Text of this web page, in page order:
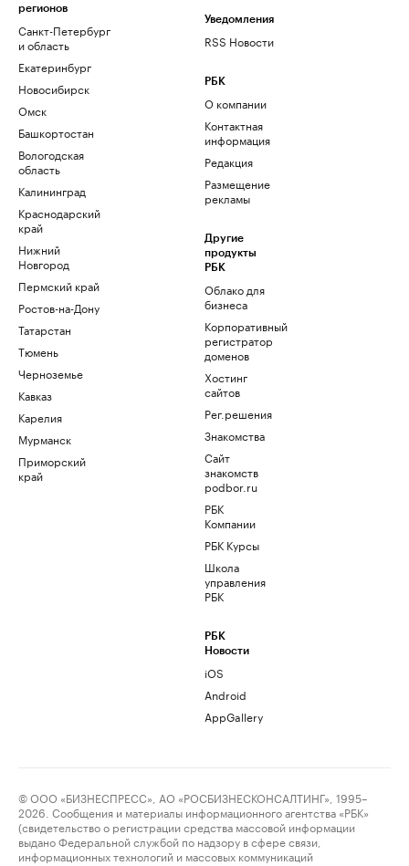
регионов
Санкт-Петербург
и область
Екатеринбург
Новосибирск
Омск
Башкортостан
Вологодская
область
Калининград
Краснодарский
край
Нижний
Новгород
Пермский край
Ростов-на-Дону
Татарстан
Тюмень
Черноземье
Кавказ
Карелия
Мурманск
Приморский
край
Уведомления
RSS Новости
РБК
О компании
Контактная
информация
Редакция
Размещение
рекламы
Другие
продукты
РБК
Облако для
бизнеса
Корпоративный
регистратор
доменов
Хостинг
сайтов
Рег.решения
Знакомства
Сайт
знакомств
podbor.ru
РБК
Компании
РБК Курсы
Школа
управления
РБК
РБК
Новости
iOS
Android
AppGallery
© ООО «БИЗНЕСПРЕСС», АО «РОСБИЗНЕСКОНСАЛТИНГ», 1995–
2026. Сообщения и материалы информационного агентства «РБК»
(свидетельство о регистрации средства массовой информации
выдано Федеральной службой по надзору в сфере связи,
информационных технологий и массовых коммуникаций